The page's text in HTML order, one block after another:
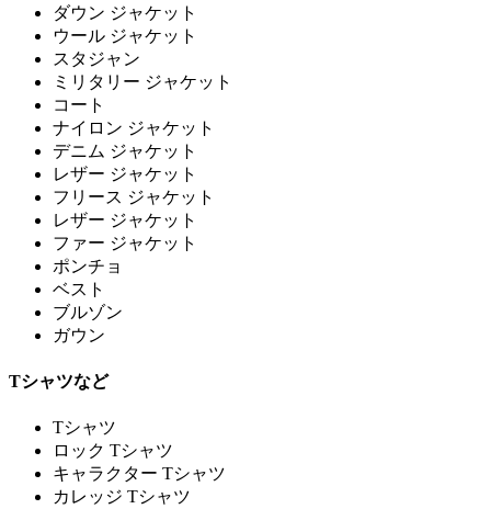
ダウン ジャケット
ウール ジャケット
スタジャン
ミリタリー ジャケット
コート
ナイロン ジャケット
デニム ジャケット
レザー ジャケット
フリース ジャケット
レザー ジャケット
ファー ジャケット
ポンチョ
ベスト
ブルゾン
ガウン
Tシャツなど
Tシャツ
ロック Tシャツ
キャラクター Tシャツ
カレッジ Tシャツ